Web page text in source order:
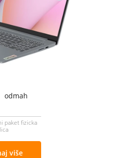
odmah
paket fizicka
lica
više